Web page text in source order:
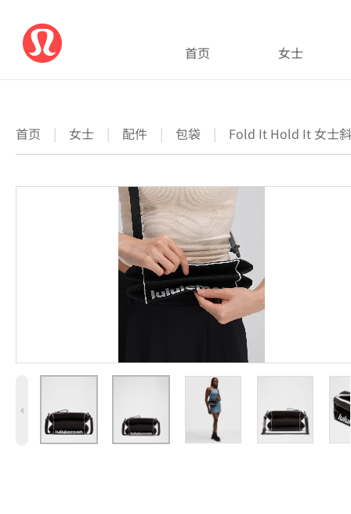
首页 女士
首页 | 女士 | 配件 | 包袋 | Fold It Hold It 女士
4